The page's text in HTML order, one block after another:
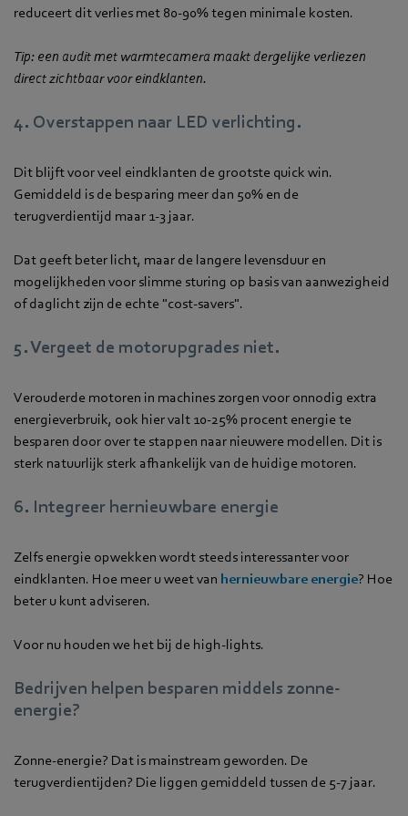
reduceert dit verlies met 80-90% tegen minimale kosten.
Tip: een audit met warmtecamera maakt dergelijke verliezen
direct zichtbaar voor eindklanten.
4. Overstappen naar LED verlichting.
Dit blijft voor veel eindklanten de grootste quick win.
Gemiddeld is de besparing meer dan 50% en de
terugverdientijd maar 1-3 jaar.
Dat geeft beter licht, maar de langere levensduur en
mogelijkheden voor slimme sturing op basis van aanwezigheid
of daglicht zijn de echte "cost-savers".
5. Vergeet de motorupgrades niet.
Verouderde motoren in machines zorgen voor onnodig extra
energieverbruik, ook hier valt 10-25% procent energie te
besparen door over te stappen naar nieuwere modellen. Dit is
sterk natuurlijk sterk afhankelijk van de huidige motoren.
6. Integreer hernieuwbare energie
Zelfs energie opwekken wordt steeds interessanter voor
eindklanten. Hoe meer u weet van hernieuwbare energie? Hoe
beter u kunt adviseren.
Voor nu houden we het bij de high-lights.
Bedrijven helpen besparen middels zonne-
energie?
Zonne-energie? Dat is mainstream geworden. De
terugverdientijden? Die liggen gemiddeld tussen de 5-7 jaar.